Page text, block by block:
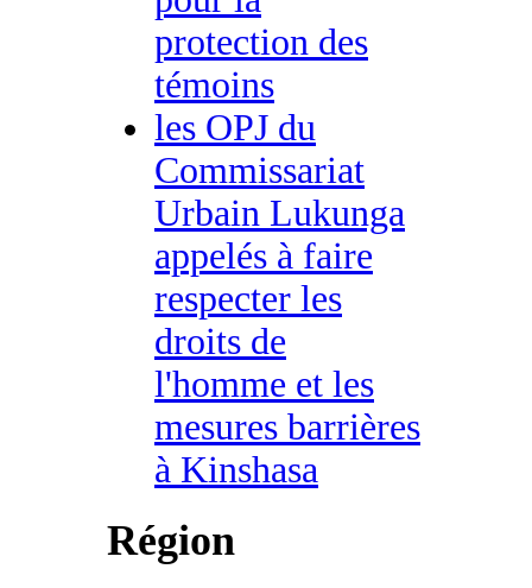
protection des
témoins
les OPJ du
Commissariat
Urbain Lukunga
appelés à faire
respecter les
droits de
l'homme et les
mesures barrières
à Kinshasa
Région